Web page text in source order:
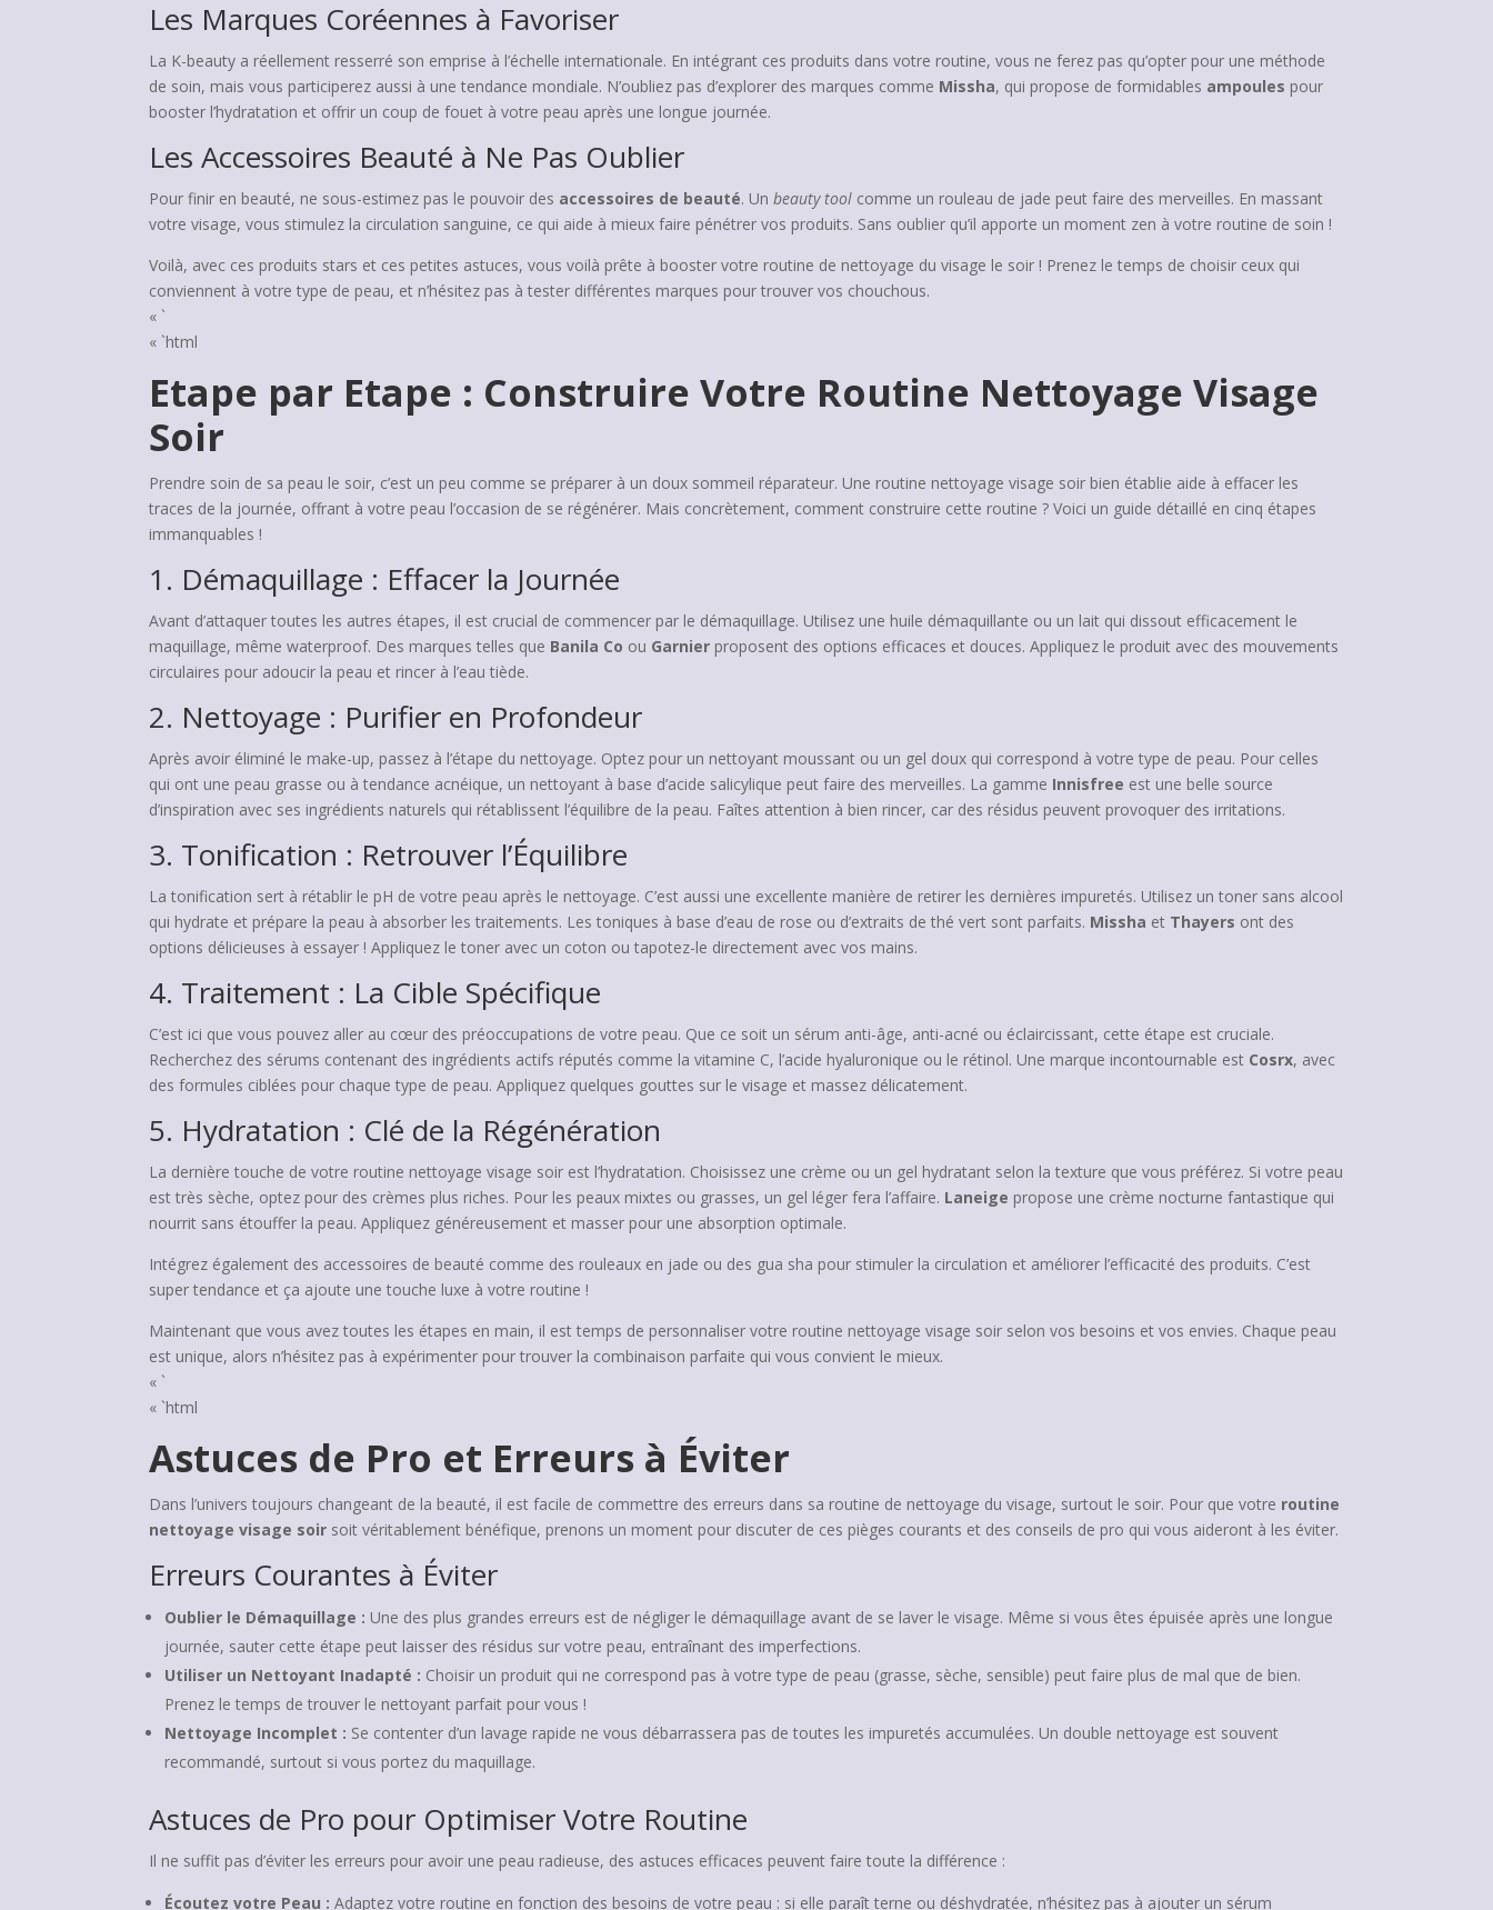
Les Marques Coréennes à Favoriser
La K-beauty a réellement resserré son emprise à l’échelle internationale. En intégrant ces produits dans votre routine, vous ne ferez pas qu’opter pour une méthode
de soin, mais vous participerez aussi à une tendance mondiale. N’oubliez pas d’explorer des marques comme Missha, qui propose de formidables ampoules pour
booster l’hydratation et offrir un coup de fouet à votre peau après une longue journée.
Les Accessoires Beauté à Ne Pas Oublier
Pour finir en beauté, ne sous-estimez pas le pouvoir des accessoires de beauté. Unbeauty tool comme un rouleau de jade peut faire des merveilles. En massant
votre visage, vous stimulez la circulation sanguine, ce qui aide à mieux faire pénétrer vos produits. Sans oublier qu’il apporte un moment zen à votre routine de soin !
Voilà, avec ces produits stars et ces petites astuces, vous voilà prête à booster votre routine de nettoyage du visage le soir ! Prenez le temps de choisir ceux qui
conviennent à votre type de peau, et n’hésitez pas à tester différentes marques pour trouver vos chouchous.
« `
« `html
Etape par Etape : Construire Votre Routine Nettoyage Visage
Soir
Prendre soin de sa peau le soir, c’est un peu comme se préparer à un doux sommeil réparateur. Une routine nettoyage visage soir bien établie aide à effacer les
traces de la journée, offrant à votre peau l’occasion de se régénérer. Mais concrètement, comment construire cette routine ? Voici un guide détaillé en cinq étapes
immanquables !
1. Démaquillage : Effacer la Journée
Avant d’attaquer toutes les autres étapes, il est crucial de commencer par le démaquillage. Utilisez une huile démaquillante ou un lait qui dissout efficacement le
maquillage, même waterproof. Des marques telles que Banila Co ou Garnier proposent des options efficaces et douces. Appliquez le produit avec des mouvements
circulaires pour adoucir la peau et rincer à l’eau tiède.
2. Nettoyage : Purifier en Profondeur
Après avoir éliminé le make-up, passez à l’étape du nettoyage. Optez pour un nettoyant moussant ou un gel doux qui correspond à votre type de peau. Pour celles
qui ont une peau grasse ou à tendance acnéique, un nettoyant à base d’acide salicylique peut faire des merveilles. La gamme Innisfree est une belle source
d’inspiration avec ses ingrédients naturels qui rétablissent l’équilibre de la peau. Faîtes attention à bien rincer, car des résidus peuvent provoquer des irritations.
3. Tonification : Retrouver l’Équilibre
La tonification sert à rétablir le pH de votre peau après le nettoyage. C’est aussi une excellente manière de retirer les dernières impuretés. Utilisez un toner sans alcool
qui hydrate et prépare la peau à absorber les traitements. Les toniques à base d’eau de rose ou d’extraits de thé vert sont parfaits. Missha et Thayers ont des
options délicieuses à essayer ! Appliquez le toner avec un coton ou tapotez-le directement avec vos mains.
4. Traitement : La Cible Spécifique
C’est ici que vous pouvez aller au cœur des préoccupations de votre peau. Que ce soit un sérum anti-âge, anti-acné ou éclaircissant, cette étape est cruciale.
Recherchez des sérums contenant des ingrédients actifs réputés comme la vitamine C, l’acide hyaluronique ou le rétinol. Une marque incontournable est Cosrx, avec
des formules ciblées pour chaque type de peau. Appliquez quelques gouttes sur le visage et massez délicatement.
5. Hydratation : Clé de la Régénération
La dernière touche de votre routine nettoyage visage soir est l’hydratation. Choisissez une crème ou un gel hydratant selon la texture que vous préférez. Si votre peau
est très sèche, optez pour des crèmes plus riches. Pour les peaux mixtes ou grasses, un gel léger fera l’affaire. Laneige propose une crème nocturne fantastique qui
nourrit sans étouffer la peau. Appliquez généreusement et masser pour une absorption optimale.
Intégrez également des accessoires de beauté comme des rouleaux en jade ou des gua sha pour stimuler la circulation et améliorer l’efficacité des produits. C’est
super tendance et ça ajoute une touche luxe à votre routine !
Maintenant que vous avez toutes les étapes en main, il est temps de personnaliser votre routine nettoyage visage soir selon vos besoins et vos envies. Chaque peau
est unique, alors n’hésitez pas à expérimenter pour trouver la combinaison parfaite qui vous convient le mieux.
« `
« `html
Astuces de Pro et Erreurs à Éviter
Dans l’univers toujours changeant de la beauté, il est facile de commettre des erreurs dans sa routine de nettoyage du visage, surtout le soir. Pour que votre routine
nettoyage visage soir soit véritablement bénéfique, prenons un moment pour discuter de ces pièges courants et des conseils de pro qui vous aideront à les éviter.
Erreurs Courantes à Éviter
Oublier le Démaquillage : Une des plus grandes erreurs est de négliger le démaquillage avant de se laver le visage. Même si vous êtes épuisée après une longue
journée, sauter cette étape peut laisser des résidus sur votre peau, entraînant des imperfections.
Utiliser un Nettoyant Inadapté : Choisir un produit qui ne correspond pas à votre type de peau (grasse, sèche, sensible) peut faire plus de mal que de bien.
Prenez le temps de trouver le nettoyant parfait pour vous !
Nettoyage Incomplet : Se contenter d’un lavage rapide ne vous débarrassera pas de toutes les impuretés accumulées. Un double nettoyage est souvent
recommandé, surtout si vous portez du maquillage.
Astuces de Pro pour Optimiser Votre Routine
Il ne suffit pas d’éviter les erreurs pour avoir une peau radieuse, des astuces efficaces peuvent faire toute la différence :
Écoutez votre Peau : Adaptez votre routine en fonction des besoins de votre peau : si elle paraît terne ou déshydratée, n’hésitez pas à ajouter un sérum